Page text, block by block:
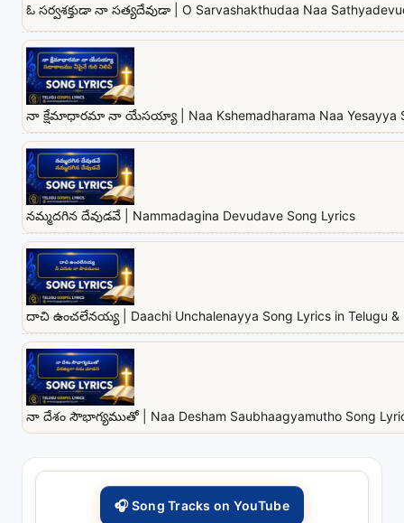
ఓ సర్వశక్తుడా నా సత్యదేవుడా | O Sarvashakthudaa Naa
నా క్షేమాధారమా నా యేసయ్యా | Naa Kshemadharama Naa Yesayya
నమ్మదగిన దేవుడవే | Nammadagina Devudave Song Lyrics
దాచి ఉంచలేనయ్య | Daachi Unchalenayya Song Lyrics in Telugu &
నా దేశం సౌభాగ్యముతో | Naa Desham Saubhaagyamutho Song
🎧 Song Tracks on YouTube